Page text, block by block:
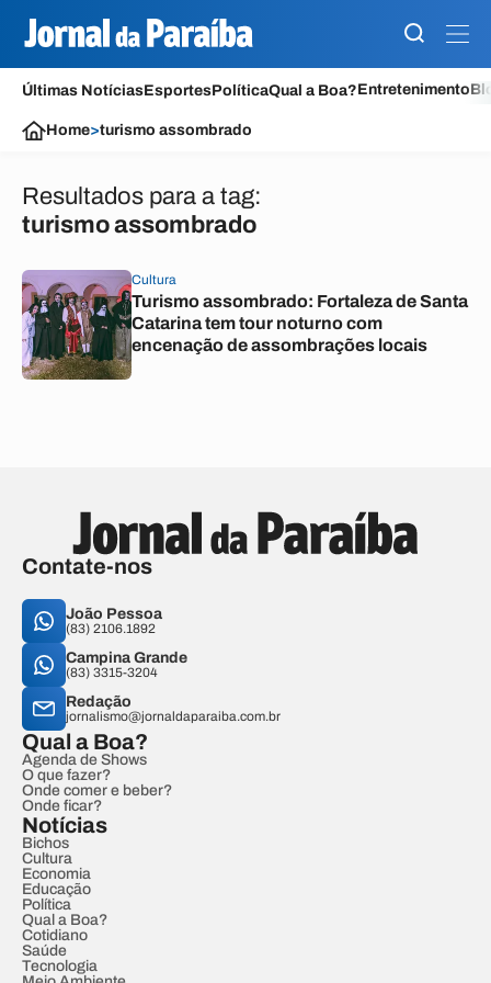
Últimas NotíciasEsportesPolíticaQual a Boa?Entretenimento
Home>turismo assombrado
Resultados para a tag:
turismo assombrado
Cultura
Turismo assombrado: Fortaleza de Santa
Catarina tem tour noturno com
encenação de assombrações locais
Contate-nos
João Pessoa
(83) 2106.1892
Campina Grande
(83) 3315-3204
Redação
jornalismo@jornaldaparaiba.com.br
Qual a Boa?
Agenda de Shows
O que fazer?
Onde comer e beber?
Onde ficar?
Notícias
Bichos
Cultura
Economia
Educação
Política
Qual a Boa?
Cotidiano
Saúde
Tecnologia